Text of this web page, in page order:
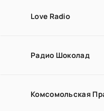
Love Radio
Радио Шоколад
Комсомольская